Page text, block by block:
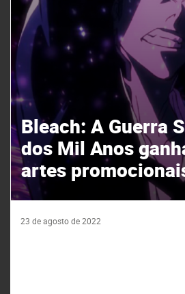
Bleach: A Guerra
dos Mil Anos
artes
23 de agosto de 2022